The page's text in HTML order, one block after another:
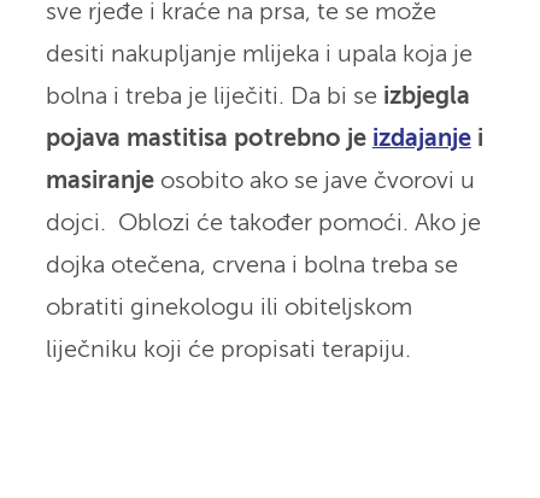
sve rjeđe i kraće na prsa, te se može
desiti nakupljanje mlijeka i upala koja je
bolna i treba je liječiti. Da bi se izbjegla
pojava mastitisa potrebno je izdajanjei
masiranjeosobito ako se jave čvorovi u
dojci. Oblozi će također pomoći. Ako je
dojka otečena, crvena i bolna treba se
obratiti ginekologu ili obiteljskom
liječniku koji će propisati terapiju.